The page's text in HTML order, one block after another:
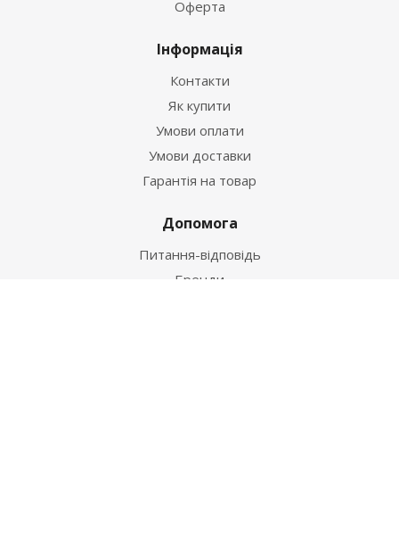
Оферта
Інформація
Контакти
Як купити
Умови оплати
Умови доставки
Гарантія на товар
Допомога
Питання-відповідь
Бренди